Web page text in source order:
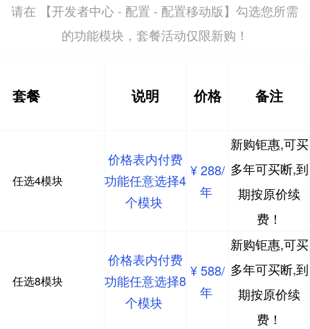
请在 【开发者中心 - 配置 - 配置移动版】勾选您所需
的功能模块，套餐活动仅限新购！
套餐 说明 价格 备注
任选4模块
价格表内付费
功能任意选择4
个模块
¥ 288/
年
新购钜惠,可买
多年可买断,到
期按原价续
费！
任选8模块
价格表内付费
功能任意选择8
个模块
¥ 588/
年
新购钜惠,可买
多年可买断,到
期按原价续
费！